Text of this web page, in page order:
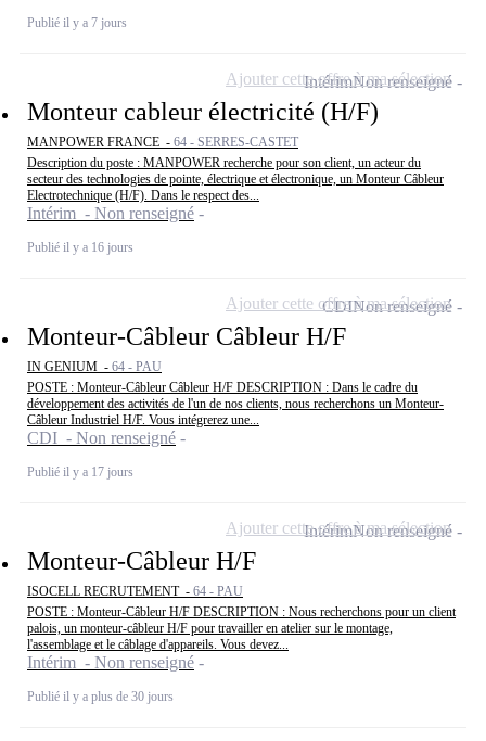
Publié il y a 7 jours
Monteur cableur électricité (H/F)
MANPOWER FRANCE - 64 - SERRES-CASTET
Description du poste : MANPOWER recherche pour son client, un acteur du
secteur des technologies de pointe, électrique et électronique, un Monteur Câbleur
Electrotechnique (H/F). Dans le respect des...
Intérim - Non renseigné
Publié il y a 16 jours
IntérimNon renseigné
Ajouter cette offre à ma sélection
Monteur-Câbleur Câbleur H/F
IN GENIUM - 64 - PAU
POSTE : Monteur-Câbleur Câbleur H/F DESCRIPTION : Dans le cadre du
développement des activités de l'un de nos clients, nous recherchons un Monteur-
Câbleur Industriel H/F. Vous intégrerez une...
CDI - Non renseigné
Publié il y a 17 jours
CDINon renseigné
Ajouter cette offre à ma sélection
Monteur-Câbleur H/F
ISOCELL RECRUTEMENT - 64 - PAU
POSTE : Monteur-Câbleur H/F DESCRIPTION : Nous recherchons pour un client
palois, un monteur-câbleur H/F pour travailler en atelier sur le montage,
l'assemblage et le câblage d'appareils. Vous devez...
Intérim - Non renseigné
Publié il y a plus de 30 jours
IntérimNon renseigné
Ajouter cette offre à ma sélection